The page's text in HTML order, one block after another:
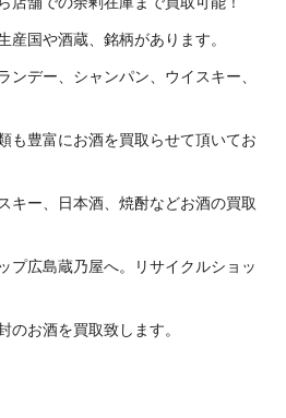
産国や酒蔵、銘柄があります。
ンデー、シャンパン、ウイスキー、
も豊富にお酒を買取らせて頂いてお
キー、日本酒、焼酎などお酒の買取
プ広島蔵乃屋へ。リサイクルショッ
のお酒を買取致します。